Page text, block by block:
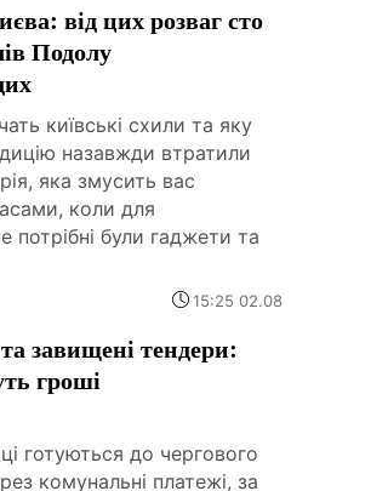
від цих розваг сто
Подолу
київські схили та яку
назавжди втратили
яка змусить вас
коли для
були гаджети та
15:25 02.08
завищені тендери:
гроші
готуються до чергового
комунальні платежі, за